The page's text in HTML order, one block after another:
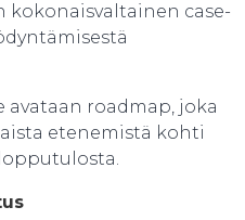
kokonaisvaltainen case-
avataan roadmap, joka
etenemistä kohti